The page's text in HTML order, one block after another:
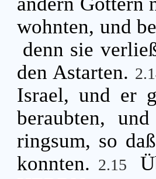
wohnten, und
denn sie
den Astarten.
Israel, und er
beraubten,
ringsum, so
konnten. 2.15